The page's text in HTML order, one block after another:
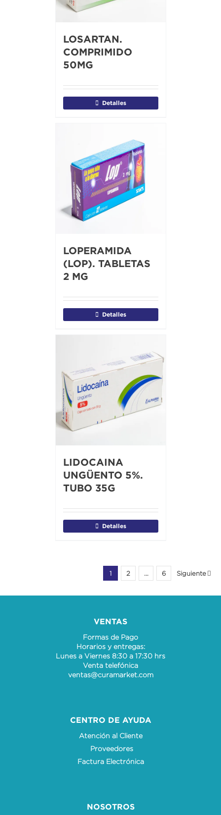
LOSARTAN.
COMPRIMIDO
50MG
Detalles
LOPERAMIDA
(LOP). TABLETAS
2 MG
Detalles
LIDOCAINA
UNGÜENTO 5%.
TUBO 35G
Detalles
1 2 … 6 Siguiente
VENTAS
Formas de Pago
Horarios y entregas:
Lunes a Viernes 8:30 a 17:30 hrs
Venta telefónica
ventas@curamarket.com
CENTRO DE AYUDA
Atención al Cliente
Proveedores
Factura Electrónica
NOSOTROS